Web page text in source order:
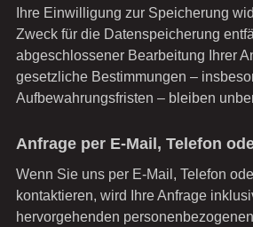
Ihre Einwilligung zur Speicherung
Zweck für die Datenspeicherung
abgeschlossener Bearbeitung Ihrer
gesetzliche Bestimmungen –
Aufbewahrungsfristen – bleiben
Anfrage per E-Mail, Telefon
Wenn Sie uns per E-Mail, Telefon
kontaktieren, wird Ihre Anfrage
hervorgehenden